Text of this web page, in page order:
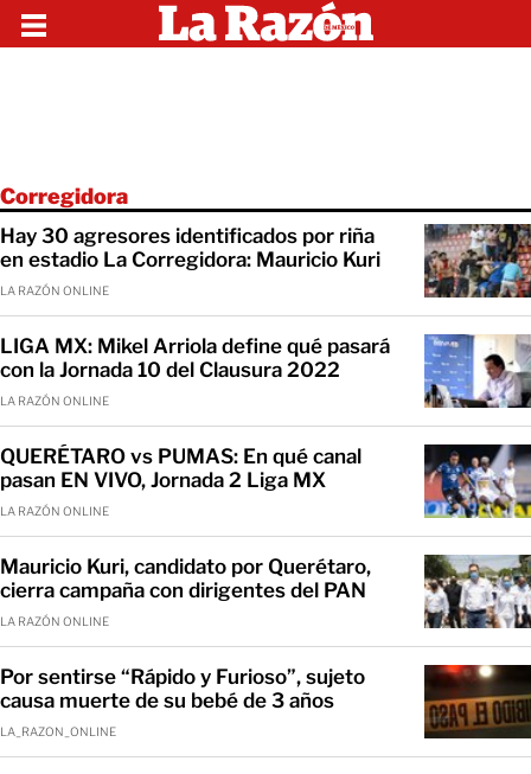
Corregidora
Hay 30 agresores identificados por riña
en estadio La Corregidora: Mauricio Kuri
LA RAZÓN ONLINE
LIGA MX: Mikel Arriola define qué pasará
con la Jornada 10 del Clausura 2022
LA RAZÓN ONLINE
QUERÉTARO vs PUMAS: En qué canal
pasan EN VIVO, Jornada 2 Liga MX
LA RAZÓN ONLINE
Mauricio Kuri, candidato por Querétaro,
cierra campaña con dirigentes del PAN
LA RAZÓN ONLINE
Por sentirse “Rápido y Furioso”, sujeto
causa muerte de su bebé de 3 años
LA_RAZON_ONLINE